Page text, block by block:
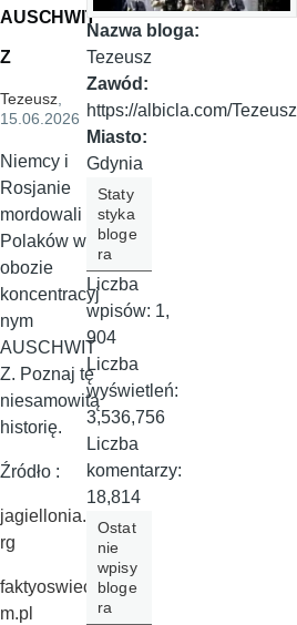
AUSCHWIT
Z
Tezeusz,
15.06.2026
Niemcy i
Rosjanie
mordowali
Polaków w
obozie
koncentracyj
nym
AUSCHWIT
Z. Poznaj tę
niesamowitą
historię.
Źródło :
jagiellonia.o
rg
faktyoswieci
m.pl
Nazwa bloga:
Tezeusz
Zawód:
https://albicla.com/Tezeusz
Miasto:
Gdynia
Staty
styka
bloge
ra
Liczba
wpisów: 1,
904
Liczba
wyświetleń:
3,536,756
Liczba
komentarzy:
18,814
Ostat
nie
wpisy
bloge
ra